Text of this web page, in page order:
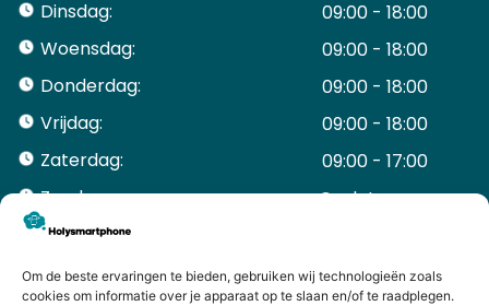
Om de beste ervaringen te bieden, gebruiken wij technologieën zoals
cookies om informatie over je apparaat op te slaan en/of te raadplegen.
Dinsdag:
09:00 - 18:00
Woensdag:
09:00 - 18:00
Donderdag:
09:00 - 18:00
Vrijdag:
09:00 - 18:00
Zaterdag:
09:00 - 17:00
Zondag:
Gesloten ​ ​ ​ ​ ​ ​ ​
ACCOUNT
Bestellingen